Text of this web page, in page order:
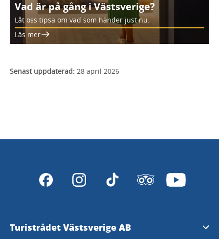
Vad är på gång i Västsverige?
Låt oss tipsa om vad som händer just nu.
Läs mer
Senast uppdaterad: 28 april 2026
Turistrådet Västsverige AB